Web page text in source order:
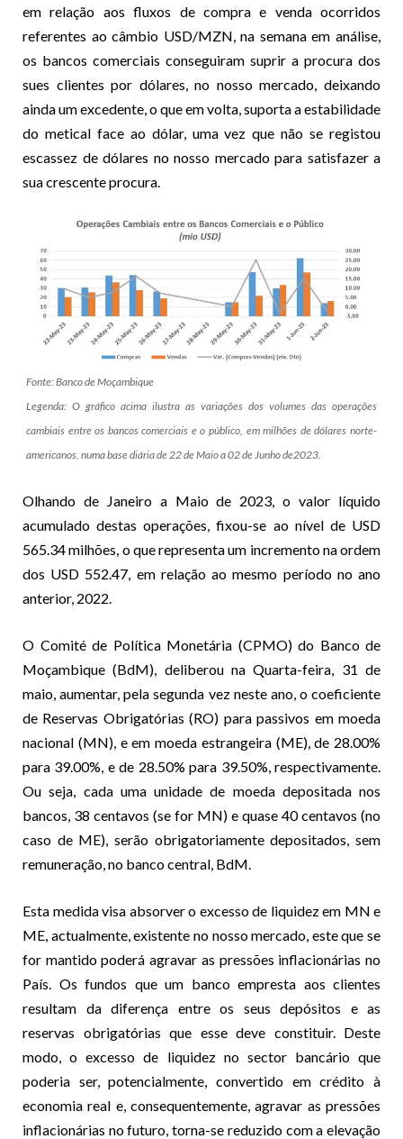
em relação aos fluxos de compra e venda ocorridos
referentes ao câmbio USD/MZN, na semana em análise,
os bancos comerciais conseguiram suprir a procura dos
sues clientes por dólares, no nosso mercado, deixando
ainda um excedente, o que em volta, suporta a estabilidade
do metical face ao dólar, uma vez que não se registou
escassez de dólares no nosso mercado para satisfazer a
sua crescente procura.
Fonte: Banco de Moçambique
Legenda: O gráfico acima ilustra as variações dos volumes das operações
cambiais entre os bancos comerciais e o público, em milhões de dólares norte-
americanos, numa base diária de 22 de Maio a 02 de Junho de2023.
Olhando de Janeiro a Maio de 2023, o valor líquido
acumulado destas operações, fixou-se ao nível de USD
565.34 milhões, o que representa um incremento na ordem
dos USD 552.47, em relação ao mesmo período no ano
anterior, 2022.
O Comité de Política Monetária (CPMO) do Banco de
Moçambique (BdM), deliberou na Quarta-feira, 31 de
maio, aumentar, pela segunda vez neste ano, o coeficiente
de Reservas Obrigatórias (RO) para passivos em moeda
nacional (MN), e em moeda estrangeira (ME), de 28.00%
para 39.00%, e de 28.50% para 39.50%, respectivamente.
Ou seja, cada uma unidade de moeda depositada nos
bancos, 38 centavos (se for MN) e quase 40 centavos (no
caso de ME), serão obrigatoriamente depositados, sem
remuneração, no banco central, BdM.
Esta medida visa absorver o excesso de liquidez em MN e
ME, actualmente, existente no nosso mercado, este que se
for mantido poderá agravar as pressões inflacionárias no
País. Os fundos que um banco empresta aos clientes
resultam da diferença entre os seus depósitos e as
reservas obrigatórias que esse deve constituir. Deste
modo, o excesso de liquidez no sector bancário que
poderia ser, potencialmente, convertido em crédito à
economia real e, consequentemente, agravar as pressões
inflacionárias no futuro, torna-se reduzido com a elevação